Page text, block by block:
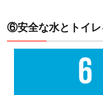
⑥安全な水とトイレ